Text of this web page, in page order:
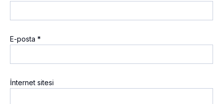
E-posta *
İnternet sitesi